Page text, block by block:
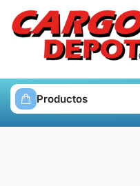
Productos